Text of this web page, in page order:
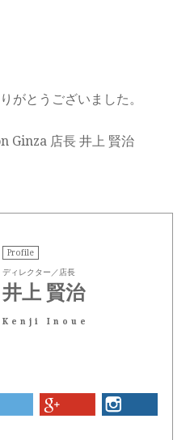
がとうございました。
Ginza 店長 井上 賢治
Profile
ディレクター／店長
井上 賢治
Kenji Inoue